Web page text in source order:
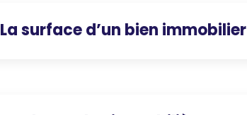
La surface d’un bien immobilier